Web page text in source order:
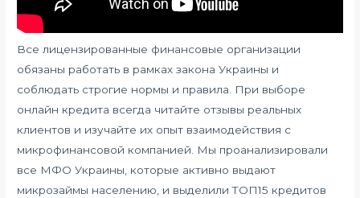
Все лицензированные финансовые организации
обязаны работать в рамках закона Украины и
соблюдать строгие нормы и правила. При выборе
онлайн кредита всегда читайте отзывы реальных
клиентов и изучайте их опыт взаимодействия с
микрофинансовой компанией. Мы проанализировали
все МФО Украины, которые активно выдают
микрозаймы населению, и выделили ТОП15 кредитов